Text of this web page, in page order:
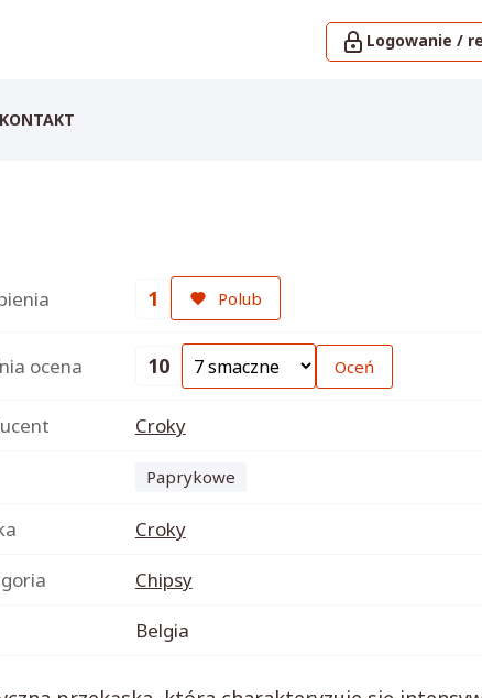
Logowanie /
KONTAKT
1 Polub
ocena 10 Oceń
Croky
Paprykowe
Croky
Chipsy
Belgia